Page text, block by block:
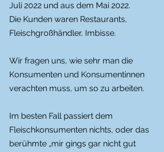
Juli 2022 und aus dem Mai 2022.
Die Kunden waren Restaurants,
Fleischgroßhändler, Imbisse.
Wir fragen uns, wie sehr man die
Konsumenten und Konsumentinnen
verachten muss, um so zu arbeiten.
Im besten Fall passiert dem
Fleischkonsumenten nichts, oder das
berühmte „mir gings gar nicht gut